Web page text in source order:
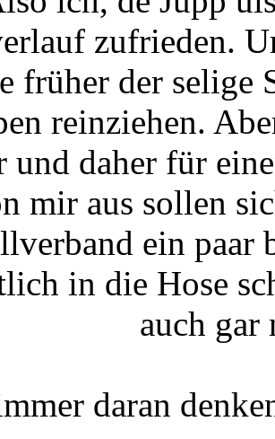
zufrieden.
früher der selige
reinziehen.
und daher für
mir aus sollen
ein
in die Hose
auch gar
daran